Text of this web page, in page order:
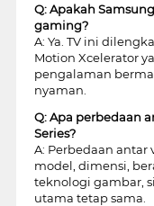
Q: Apakah
gaming?
A: Ya. TV ini
Motion Xcelerator
pengalaman
nyaman.
Q: Apa perbedaan
Series?
A: Perbedaan antar
model, dimensi,
teknologi gambar,
utama tetap sama.